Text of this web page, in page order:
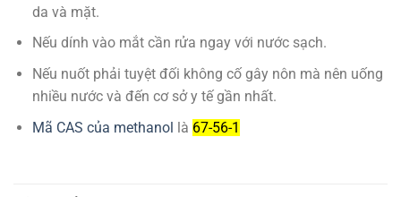
da và mặt.
Nếu dính vào mắt cần rửa ngay với nước sạch.
Nếu nuốt phải tuyệt đối không cố gây nôn mà nên uống
nhiều nước và đến cơ sở y tế gần nhất.
Mã CAS của methanol là 67-56-1